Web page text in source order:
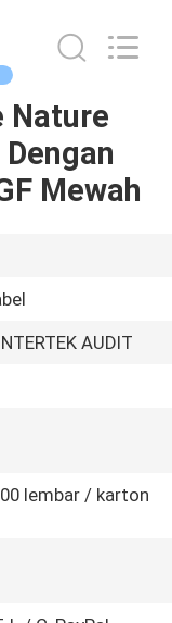
Nature
Mewah
AUDIT
lembar / karton